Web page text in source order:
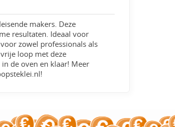
makers. Deze
resultaten. Ideaal voor
zowel professionals als
loop met deze
de oven en klaar! Meer